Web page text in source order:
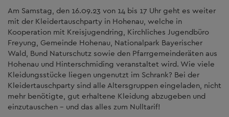
Am Samstag, den 16.09.23 von 14 bis 17 Uhr geht es weiter
mit der Kleidertauschparty in Hohenau, welche in
Kooperation mit Kreisjugendring, Kirchliches Jugendbüro
Freyung, Gemeinde Hohenau, Nationalpark Bayerischer
Wald, Bund Naturschutz sowie den Pfarrgemeinderäten aus
Hohenau und Hinterschmiding veranstaltet wird. Wie viele
Kleidungsstücke liegen ungenutzt im Schrank? Bei der
Kleidertauschparty sind alle Altersgruppen eingeladen, nicht
mehr benötigte, gut erhaltene Kleidung abzugeben und
einzutauschen – und das alles zum Nulltarif!